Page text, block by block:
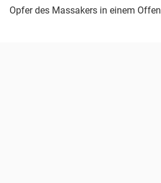
Opfer des Massakers in einem